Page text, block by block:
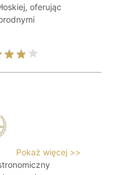
oferując
Pokaż więcej >>